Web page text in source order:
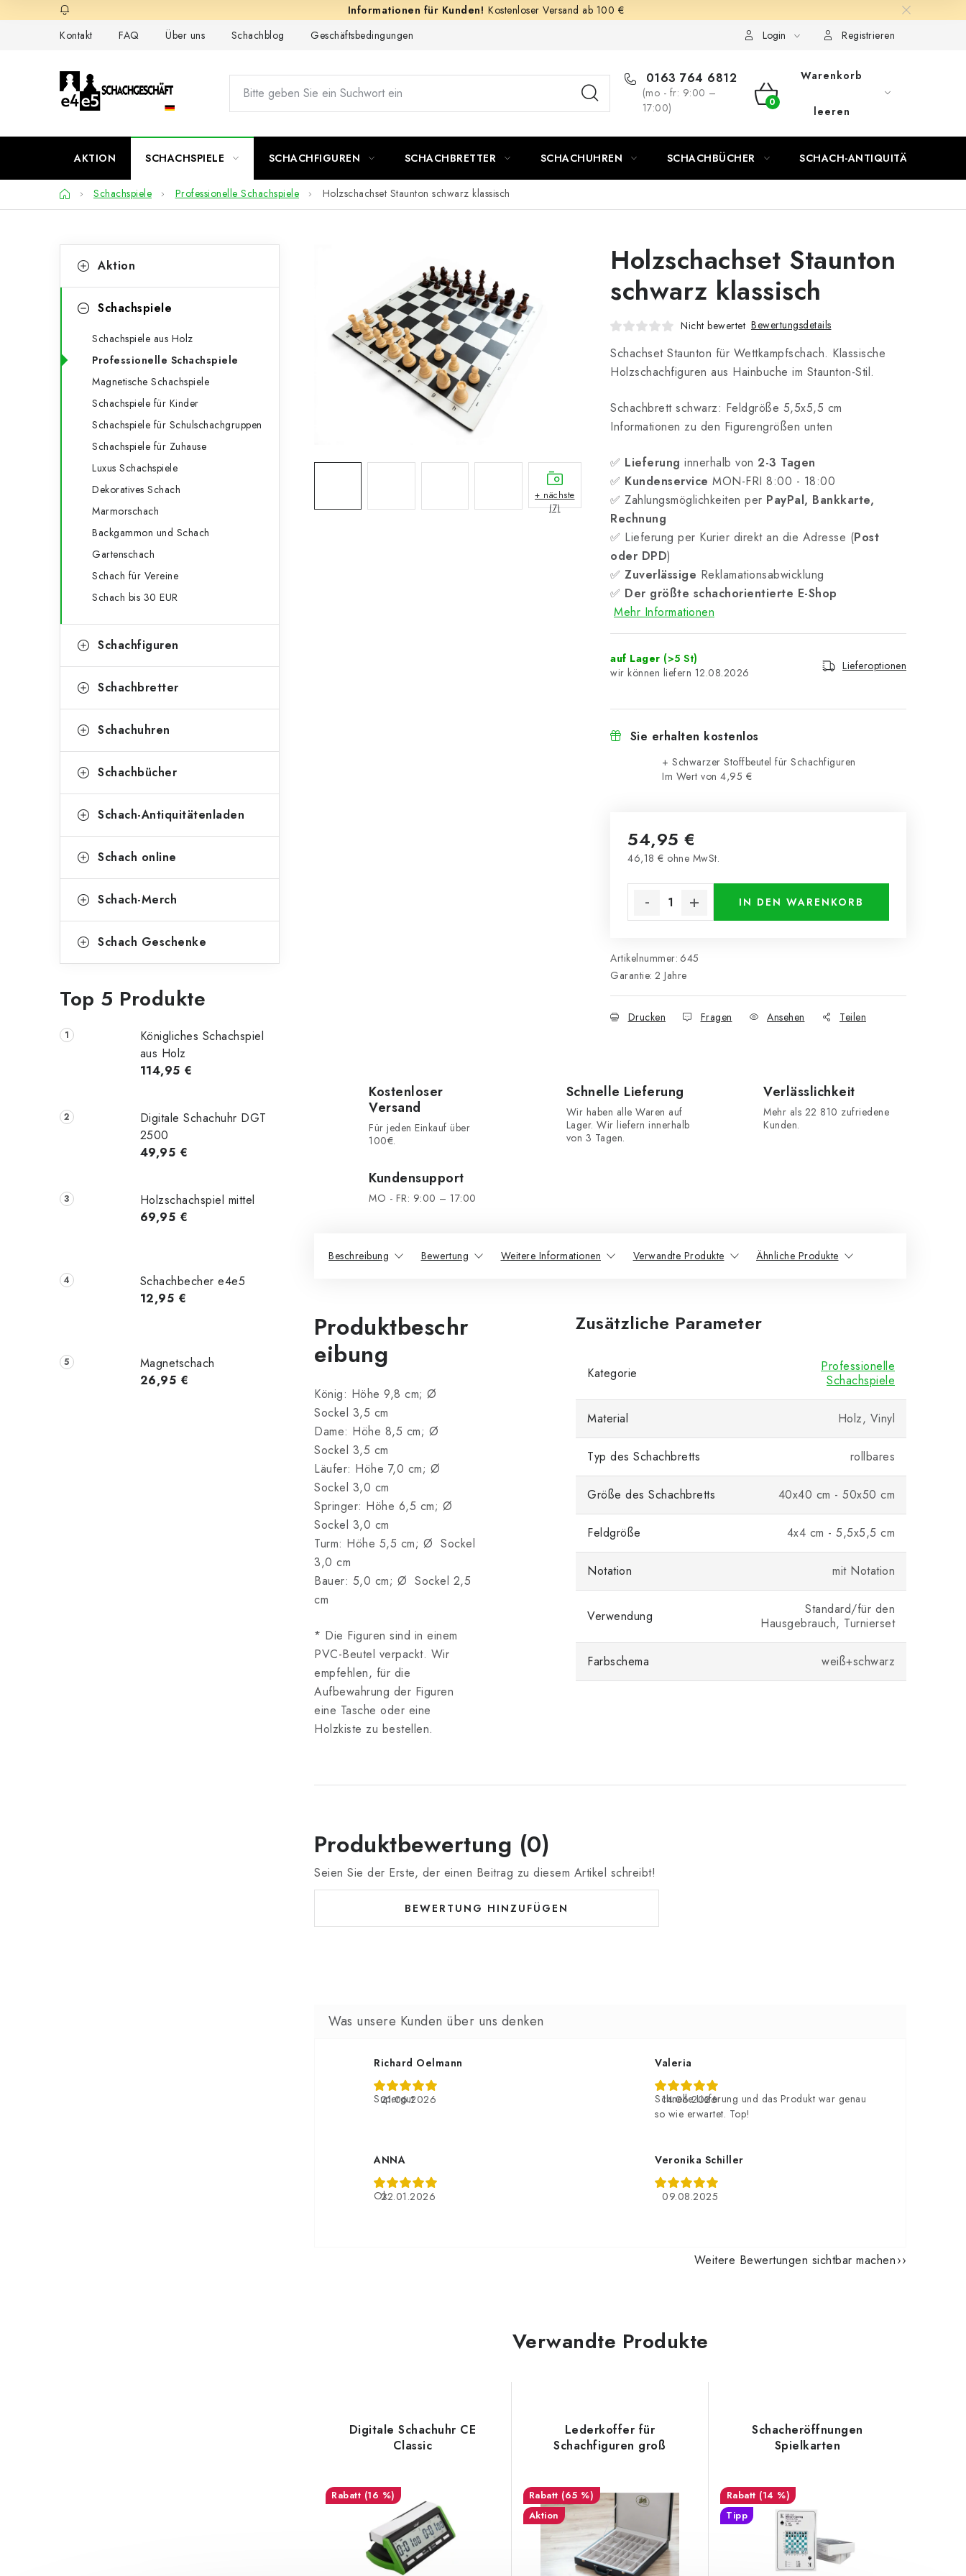
Inhalt
Kostenloser Versand ab 100 €
Kontakt
FAQ Über uns Schachblog Geschäftsbedingungen Login Registrieren
0163 764 6812
(mo - fr: 9:00 –
17:00)
WARENKORB
Warenkorb
leeren
AKTION SCHACHSPIELE SCHACHFIGUREN SCHACHBRETTER SCHACHUHREN SCHACHBÜCHER SCHACH-ANTIQUITÄTENLADEN
StartseiteSchachspiele Professionelle Schachspiele Holzschachset Staunton schwarz klassisch
e
e
überspringen
a
g
o
Aktion
Schachspiele
Schachspiele aus Holz
Professionelle Schachspiele
Magnetische Schachspiele
Schachspiele für Kinder
Schachspiele für Schulschachgruppen
Schachspiele für Zuhause
Luxus Schachspiele
Dekoratives Schach
Marmorschach
Backgammon und Schach
Gartenschach
Schach für Vereine
Schach bis 30 EUR
Schachfiguren
Schachbretter
Schachuhren
Schachbücher
Schach-Antiquitätenladen
Schach online
Schach-Merch
Schach Geschenke
Top 5 Produkte
Königliches Schachspiel
aus Holz
114,95 €
Digitale Schachuhr DGT
2500
49,95 €
Holzschachspiel mittel
69,95 €
Schachbecher e4e5
12,95 €
Magnetschach
26,95 €
Holzschachset Staunton
schwarz klassisch
Nicht bewertet Bewertungsdetails
Schachset Staunton für Wettkampfschach. Klassische
Holzschachfiguren aus Hainbuche im Staunton-Stil.
Schachbrett schwarz: Feldgröße 5,5x5,5 cm
Informationen zu den Figurengrößen unten
✅ Lieferung innerhalb von 2-3 Tagen
✅ Kundenservice MON-FRI 8:00 - 18:00
✅ Zahlungsmöglichkeiten per PayPal, Bankkarte,
Rechnung
✅ Lieferung per Kurier direkt an die Adresse (Post
oder DPD)
✅ Zuverlässige Reklamationsabwicklung
✅ Der größte schachorientierte E-Shop
Mehr Informationen
auf Lager (>5 St)
12.08.2026
Lieferoptionen
Sie erhalten kostenlos
+ Schwarzer Stoffbeutel für Schachfiguren
Im Wert von 4,95 €
54,95 €
46,18 € ohne MwSt.
IN DEN WARENKORB
Artikelnummer: 645
Garantie: 2 Jahre
Drucken Fragen Ansehen Teilen
+ nächste
(7)
Kostenloser
Versand
Für jeden Einkauf über
100€.
Schnelle Lieferung
Wir haben alle Waren auf
Lager. Wir liefern innerhalb
von 3 Tagen.
Verlässlichkeit
Mehr als 22 810 zufriedene
Kunden.
Kundensupport
MO - FR: 9:00 – 17:00
Beschreibung Bewertung Weitere Informationen Verwandte Produkte Ähnliche Produkte
Produktbeschr
eibung
König: Höhe 9,8 cm; Ø
Sockel 3,5 cm
Dame: Höhe 8,5 cm; Ø
Sockel 3,5 cm
Läufer: Höhe 7,0 cm; Ø
Sockel 3,0 cm
Springer: Höhe 6,5 cm; Ø
Sockel 3,0 cm
Turm: Höhe 5,5 cm; Ø Sockel
3,0 cm
Bauer: 5,0 cm; Ø Sockel 2,5
cm
* Die Figuren sind in einem
PVC-Beutel verpackt. Wir
empfehlen, für die
Aufbewahrung der Figuren
eine Tasche oder eine
Holzkiste zu bestellen.
Zusätzliche Parameter
Kategorie
Professionelle
Schachspiele
Material Holz, Vinyl
Typ des Schachbretts rollbares
Größe des Schachbretts 40x40 cm - 50x50 cm
Feldgröße 4x4 cm - 5,5x5,5 cm
Notation mit Notation
Verwendung
Standard/für den
Hausgebrauch, Turnierset
Farbschema weiß+schwarz
Produktbewertung (0)
Seien Sie der Erste, der einen Beitrag zu diesem Artikel schreibt!
BEWERTUNG HINZUFÜGEN
Richard Oelmann
21.06.2026
Supergut
Valeria
14.06.2026
Schnelle Lieferung und das Produkt war genau
so wie erwartet. Top!
ANNA
22.01.2026
Ok
Veronika Schiller
09.08.2025
Weitere Bewertungen sichtbar machen
Verwandte Produkte
Digitale Schachuhr CE
Classic
(16 %)
Lederkoffer für
Schachfiguren groß
(65 %)
Aktion
Schacheröffnungen
Spielkarten
(14 %)
Tipp